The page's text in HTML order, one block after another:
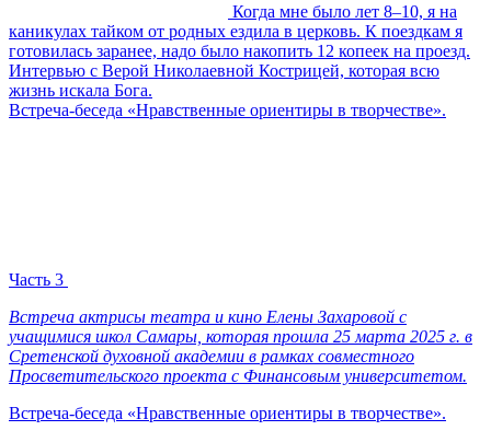
Когда мне было лет 8–10, я на
каникулах тайком от родных ездила в церковь. К поездкам я
готовилась заранее, надо было накопить 12 копеек на проезд.
Интервью с Верой Николаевной Кострицей, которая всю
жизнь искала Бога.
Встреча-беседа «Нравственные ориентиры в творчестве».
Часть 3
Встреча актрисы театра и кино Елены Захаровой с
учащимися школ Самары, которая прошла 25 марта 2025 г. в
Сретенской духовной академии в рамках совместного
Просветительского проекта с Финансовым университетом.
Встреча-беседа «Нравственные ориентиры в творчестве».